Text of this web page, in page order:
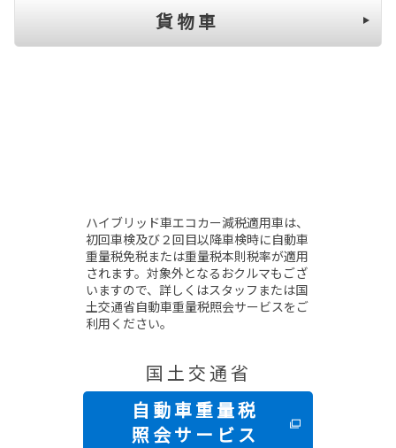
貨 物 車
ハイブリッド車エコカー減税適用車は、
初回車検及び２回目以降車検時に自動車
重量税免税または重量税本則税率が適用
されます。対象外となるおクルマもござ
いますので、詳しくはスタッフまたは国
土交通省自動車重量税照会サービスをご
利用ください。
国 土 交 通 省
自 動 車 重 量 税
照 会 サ ー ビ ス